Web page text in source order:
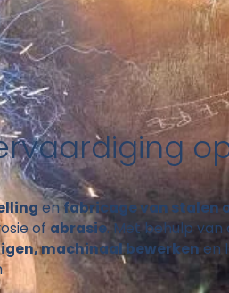
en fabricage van stalen
of abrasie. Met behulp van
machinaal bewerken en